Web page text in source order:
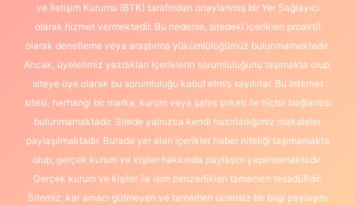
ve İletişim Kurumu (BTK) tarafından onaylanmış bir Yer Sağlayıcı
olarak hizmet vermektedir. Bu nedenle, sitedeki içerikleri proaktif
olarak denetleme veya araştırma yükümlülüğümüz bulunmamaktadır.
Ancak, üyelerimiz yazdıkları içeriklerin sorumluluğunu taşımakta olup,
siteye üye olarak bu sorumluluğu kabul etmiş sayılırlar. Bu internet
sitesi, herhangi bir marka, kurum veya şahıs şirketi ile hiçbir bağlantısı
bulunmamaktadır. Sitede yalnızca kendi hazırladığımız makaleler
paylaşılmaktadır. Burada yer alan içerikler haber niteliği taşımamakta
olup, gerçek kurum ve kişiler hakkında paylaşım yapılmamaktadır.
Gerçek kurum ve kişiler ile isim benzerlikleri tamamen tesadüfidir.
Sitemiz, kar amacı gütmeyen ve tamamen ücretsiz bir bilgi paylaşım